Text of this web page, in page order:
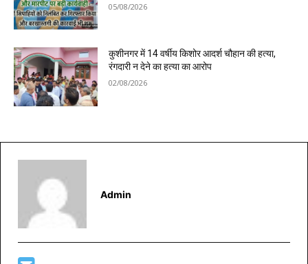
05/08/2026
कुशीनगर में 14 वर्षीय किशोर आदर्श चौहान की हत्या,
रंगदारी न देने का हत्या का आरोप
02/08/2026
Admin